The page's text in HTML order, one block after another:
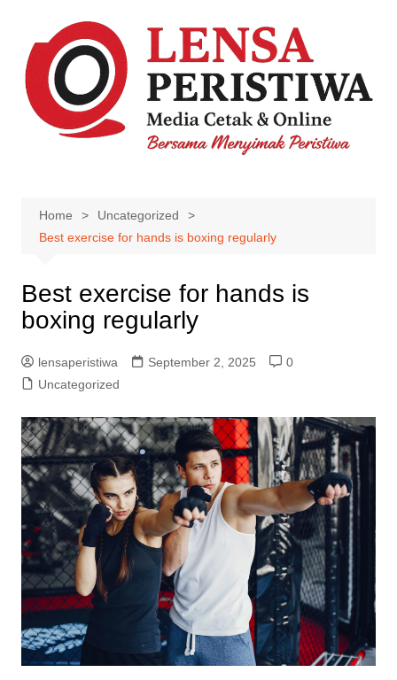
content
Home
Uncategorized
Best exercise for hands is boxing regularly
Best exercise for hands is
boxing regularly
lensaperistiwa September 2, 2025
0
Uncategorized